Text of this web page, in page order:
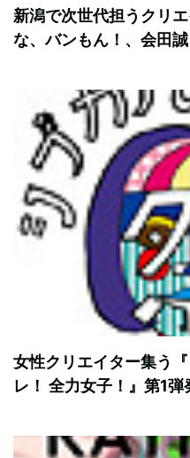
新潟で次世代担うクリ
な、バンもん！、会田
女性クリエイター集う
レ！ 全力女子！』第1